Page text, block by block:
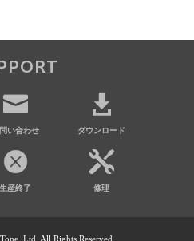
い合わせ ダウンロード
生産終了 修理
Ltd. All Rights Reserved.